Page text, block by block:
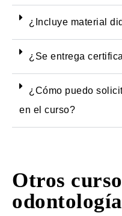
¿Incluye material
¿Se entrega
¿Cómo puedo
en el curso?
Otros
odontología